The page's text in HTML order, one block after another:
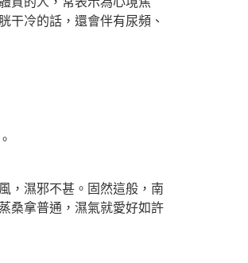
干冷的話，還會伴有尿頻、
，濕邪不甚。固然這般，南
桑拿普通，濕氣就愛好如許